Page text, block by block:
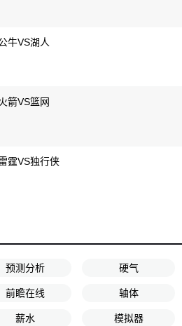
牛VS湖人
箭VS篮网
霆VS独行侠
预测分析 硬气
前瞻在线 轴体
薪水 模拟器